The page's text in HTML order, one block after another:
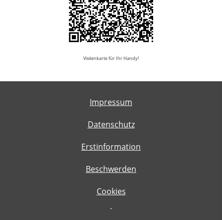
Visitenkarte für Ihr Handy!
Impressum
Datenschutz
Erstinformation
Beschwerden
Cookies
·